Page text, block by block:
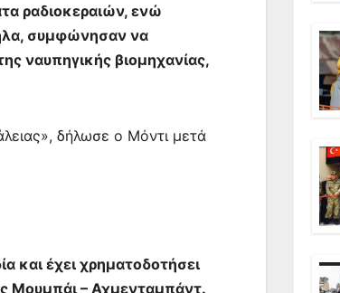
ραδιοκεραιών, ενώ
συμφώνησαν να
ναυπηγικής βιομηχανίας,
δήλωσε ο Μόντι μετά
και έχει χρηματοδοτήσει
Μουμπάι – Αχμενταμπάντ.